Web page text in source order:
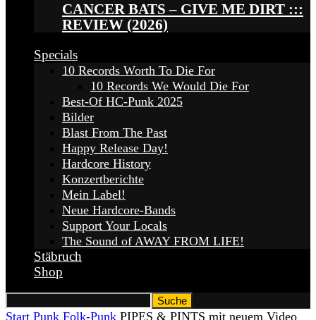
CANCER BATS – GIVE ME DIRT :::
REVIEW (2026)
Specials
10 Records Worth To Die For
10 Records We Would Die For
Best-Of HC-Punk 2025
Bilder
Blast From The Past
Happy Release Day!
Hardcore History
Konzertberichte
Mein Label!
Neue Hardcore-Bands
Support Your Locals
The Sound of AWAY FROM LIFE!
Stäbruch
Shop
Start Punk Folk-Punk PIPES & PINTS mit neuem Video